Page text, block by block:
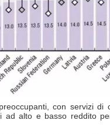
con servizi
alto e basso reddito